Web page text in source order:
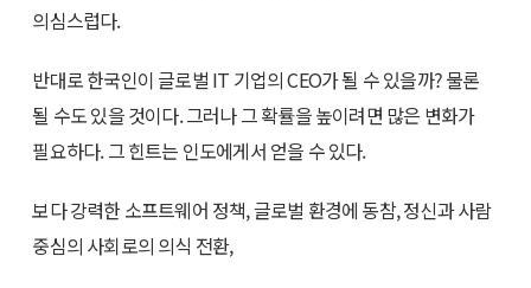
의심스럽다.
반대로 한국인이 글로벌 IT 기업의 CEO가 될 수 있을까? 물론
될 수도 있을 것이다. 그러나 그 확률을 높이려면 많은 변화가
필요하다. 그 힌트는 인도에게서 얻을 수 있다.
보다 강력한 소프트웨어 정책, 글로벌 환경에 동참, 정신과 사람
중심의 사회로의 의식 전환,